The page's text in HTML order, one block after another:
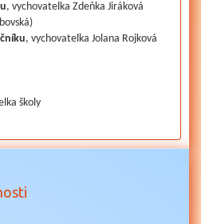
, vychovatelka Zdeňka Jiráková
, vychovatelka Jolana Rojková
školy